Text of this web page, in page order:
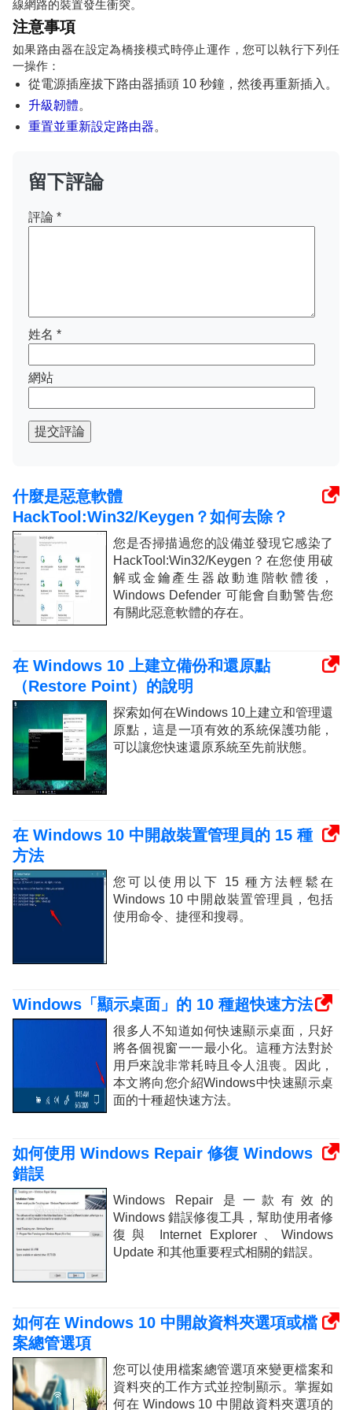
線網路的裝置發生衝突。
注意事項
如果路由器在設定為橋接模式時停止運作，您可以執行下列任
一操作：
從電源插座拔下路由器插頭 10 秒鐘，然後再重新插入。
升級韌體。
重置並重新設定路由器。
留下評論
評論 *
姓名 *
網站
提交評論
什麼是惡意軟體
HackTool:Win32/Keygen？如何去除？
您是否掃描過您的設備並發現它感染了
HackTool:Win32/Keygen？在您使用破
解或金鑰產生器啟動進階軟體後，
Windows Defender 可能會自動警告您
有關此惡意軟體的存在。
在 Windows 10 上建立備份和還原點
（Restore Point）的說明
探索如何在Windows 10上建立和管理還
原點，這是一項有效的系統保護功能，
可以讓您快速還原系統至先前狀態。
在 Windows 10 中開啟裝置管理員的 15 種
方法
您可以使用以下 15 種方法輕鬆在
Windows 10 中開啟裝置管理員，包括
使用命令、捷徑和搜尋。
Windows「顯示桌面」的 10 種超快速方法
很多人不知道如何快速顯示桌面，只好
將各個視窗一一最小化。這種方法對於
用戶來說非常耗時且令人沮喪。因此，
本文將向您介紹Windows中快速顯示桌
面的十種超快速方法。
如何使用 Windows Repair 修復 Windows
錯誤
Windows Repair 是一款有效的
Windows 錯誤修復工具，幫助使用者修
復與 Internet Explorer、Windows
Update 和其他重要程式相關的錯誤。
如何在 Windows 10 中開啟資料夾選項或檔
案總管選項
您可以使用檔案總管選項來變更檔案和
資料夾的工作方式並控制顯示。掌握如
何在 Windows 10 中開啟資料夾選項的